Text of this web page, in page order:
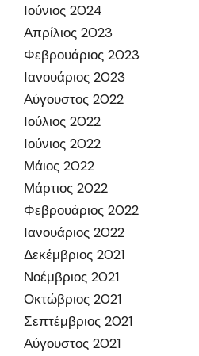
Ιούνιος 2024
Απρίλιος 2023
Φεβρουάριος 2023
Ιανουάριος 2023
Αύγουστος 2022
Ιούλιος 2022
Ιούνιος 2022
Μάιος 2022
Μάρτιος 2022
Φεβρουάριος 2022
Ιανουάριος 2022
Δεκέμβριος 2021
Νοέμβριος 2021
Οκτώβριος 2021
Σεπτέμβριος 2021
Αύγουστος 2021